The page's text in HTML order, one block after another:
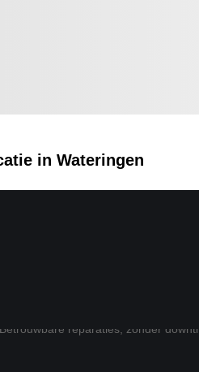
in Wateringen